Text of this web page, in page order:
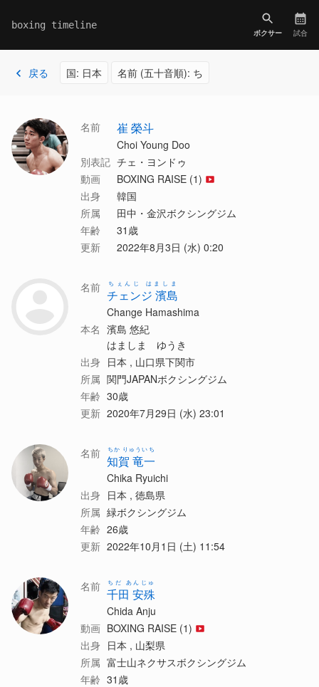
boxing timeline
ボクサー 試合
戻る 国: 日本 名前 (五十音順): ち
名前 崔 榮斗
Choi Young Doo
別表記 チェ・ヨンドゥ
動画
BOXING RAISE (1)
出身
韓国
所属
田中・金沢ボクシングジム
年齢
31歳
更新
2022年8月3日 (水) 0:20
名前 チェンジ 濱島
ちぇんじ はましま
Change Hamashima
本名 濱島 悠紀
はましま ゆうき
出身 日本 , 山口県下関市
所属 関門JAPANボクシングジム
年齢 30歳
更新 2020年7月29日 (水) 23:01
名前 知賀 竜一
ちか りゅういち
Chika Ryuichi
出身 日本 , 徳島県
所属 緑ボクシングジム
年齢 26歳
更新 2022年10月1日 (土) 11:54
名前 千田 安殊
ちだ あんじゅ
Chida Anju
動画 BOXING RAISE (1)
出身 日本 , 山梨県
所属 富士山ネクサスボクシングジム
年齢 31歳